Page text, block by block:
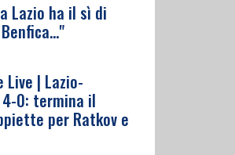
Lazio ha il sì di
Live | Lazio-
0: termina il
per Ratkov e